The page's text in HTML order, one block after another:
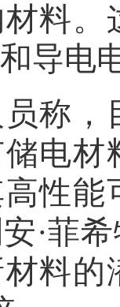
料
导电
，目
电
性能
·菲
料的